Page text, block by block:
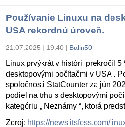
Používanie Linuxu na
USA rekordnú úroveň.
21.07.2025 | 19:40 | Balin50
Linux prvýkrát v histórii prekročil 5
desktopovými počítačmi v USA .
spoločnosti StatCounter za jún
podiel na trhu s desktopovými
kategóriu „ Neznámy “, ktorá
Zdroj: https://news.itsfoss.com/